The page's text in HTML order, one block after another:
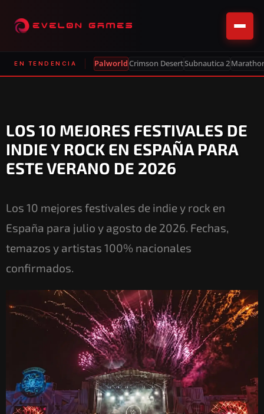
EN TENDENCIA PalworldCrimson DesertSubnautica 2
LOS 10 MEJORES FESTIVALES DE
INDIE Y ROCK EN ESPAÑA PARA
ESTE VERANO DE 2026
Los 10 mejores festivales de indie y rock en
España para julio y agosto de 2026. Fechas,
temazos y artistas 100% nacionales
confirmados.